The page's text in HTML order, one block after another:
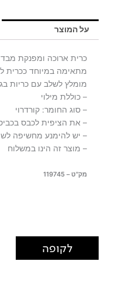
קרם
DIANA
על המוצר
כרית ארוכה ומפנקת מבד
מתאימה במיוחד ככרית
מומלץ לשלב עם כריות
– כוללת מילוי
– סוג החומר: קורדרוי
– את הציפית לכבס
– יש להימנע מחשיפה
– מוצר זה הינו במשלוח
מק"ט – 119745
לקופה